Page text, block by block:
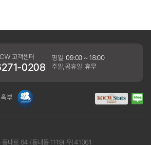
고객센터
0208
평일 09:00 ~ 18:00
주말,공휴일 휴무
내로 64 (동내동 1119) 우)41061